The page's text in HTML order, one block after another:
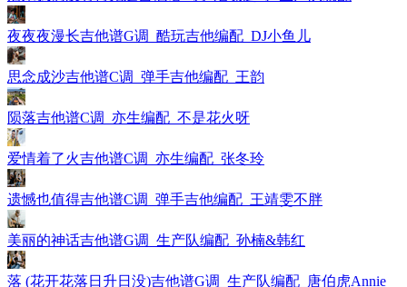
夜夜夜漫长吉他谱G调_酷玩吉他编配_DJ小鱼儿
思念成沙吉他谱C调_弹手吉他编配_王韵
陨落吉他谱C调_亦生编配_不是花火呀
爱情着了火吉他谱C调_亦生编配_张冬玲
遗憾也值得吉他谱C调_弹手吉他编配_王靖雯不胖
美丽的神话吉他谱G调_生产队编配_孙楠&韩红
落 (花开花落日升日没)吉他谱G调_生产队编配_唐伯虎Annie